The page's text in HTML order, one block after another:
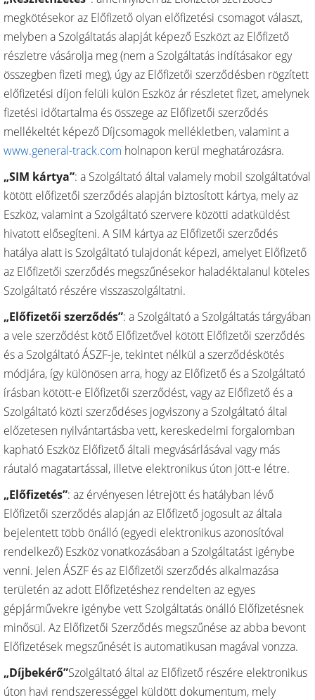
megkötésekor az Előfizető olyan előfizetési csomagot választ,
melyben a Szolgáltatás alapját képező Eszközt az Előfizető
részletre vásárolja meg (nem a Szolgáltatás indításakor egy
összegben fizeti meg), úgy az Előfizetői szerződésben rögzített
előfizetési díjon felüli külön Eszköz ár részletet fizet, amelynek
fizetési időtartalma és összege az Előfizetői szerződés
mellékeltét képező Díjcsomagok mellékletben, valamint a
www.general-track.com holnapon kerül meghatározásra.
„SIM kártya”: a Szolgáltató által valamely mobil szolgáltatóval
kötött előfizetői szerződés alapján biztosított kártya, mely az
Eszköz, valamint a Szolgáltató szervere közötti adatküldést
hivatott elősegíteni. A SIM kártya az Előfizetői szerződés
hatálya alatt is Szolgáltató tulajdonát képezi, amelyet Előfizető
az Előfizetői szerződés megszűnésekor haladéktalanul köteles
Szolgáltató részére visszaszolgáltatni.
„Előfizetői szerződés”: a Szolgáltató a Szolgáltatás tárgyában
a vele szerződést kötő Előfizetővel kötött Előfizetői szerződés
és a Szolgáltató ÁSZF-je, tekintet nélkül a szerződéskötés
módjára, így különösen arra, hogy az Előfizető és a Szolgáltató
írásban kötött-e Előfizetői szerződést, vagy az Előfizető és a
Szolgáltató közti szerződéses jogviszony a Szolgáltató által
előzetesen nyilvántartásba vett, kereskedelmi forgalomban
kapható Eszköz Előfizető általi megvásárlásával vagy más
ráutaló magatartással, illetve elektronikus úton jött-e létre.
„Előfizetés”: az érvényesen létrejött és hatályban lévő
Előfizetői szerződés alapján az Előfizető jogosult az általa
bejelentett több önálló (egyedi elektronikus azonosítóval
rendelkező) Eszköz vonatkozásában a Szolgáltatást igénybe
venni. Jelen ÁSZF és az Előfizetői szerződés alkalmazása
területén az adott Előfizetéshez rendelten az egyes
gépjárművekre igénybe vett Szolgáltatás önálló Előfizetésnek
minősül. Az Előfizetői Szerződés megszűnése az abba bevont
Előfizetések megszűnését is automatikusan magával vonzza.
„Díjbekérő”Szolgáltató által az Előfizető részére elektronikus
úton havi rendszerességgel küldött dokumentum, mely